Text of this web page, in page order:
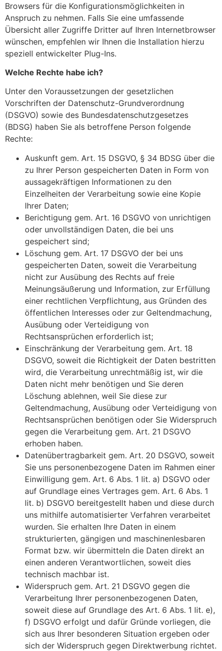
Browsers für die Konfigurationsmöglichkeiten in
Anspruch zu nehmen. Falls Sie eine umfassende
Übersicht aller Zugriffe Dritter auf Ihren Internetbrowser
wünschen, empfehlen wir Ihnen die Installation hierzu
speziell entwickelter Plug-Ins.
Welche Rechte habe ich?
Unter den Voraussetzungen der gesetzlichen
Vorschriften der Datenschutz-Grundverordnung
(DSGVO) sowie des Bundesdatenschutzgesetzes
(BDSG) haben Sie als betroffene Person folgende
Rechte:
Auskunft gem. Art. 15 DSGVO, § 34 BDSG über die
zu Ihrer Person gespeicherten Daten in Form von
aussagekräftigen Informationen zu den
Einzelheiten der Verarbeitung sowie eine Kopie
Ihrer Daten;
Berichtigung gem. Art. 16 DSGVO von unrichtigen
oder unvollständigen Daten, die bei uns
gespeichert sind;
Löschung gem. Art. 17 DSGVO der bei uns
gespeicherten Daten, soweit die Verarbeitung
nicht zur Ausübung des Rechts auf freie
Meinungsäußerung und Information, zur Erfüllung
einer rechtlichen Verpflichtung, aus Gründen des
öffentlichen Interesses oder zur Geltendmachung,
Ausübung oder Verteidigung von
Rechtsansprüchen erforderlich ist;
Einschränkung der Verarbeitung gem. Art. 18
DSGVO, soweit die Richtigkeit der Daten bestritten
wird, die Verarbeitung unrechtmäßig ist, wir die
Daten nicht mehr benötigen und Sie deren
Löschung ablehnen, weil Sie diese zur
Geltendmachung, Ausübung oder Verteidigung von
Rechtsansprüchen benötigen oder Sie Widerspruch
gegen die Verarbeitung gem. Art. 21 DSGVO
erhoben haben.
Datenübertragbarkeit gem. Art. 20 DSGVO, soweit
Sie uns personenbezogene Daten im Rahmen einer
Einwilligung gem. Art. 6 Abs. 1 lit. a) DSGVO oder
auf Grundlage eines Vertrages gem. Art. 6 Abs. 1
lit. b) DSGVO bereitgestellt haben und diese durch
uns mithilfe automatisierter Verfahren verarbeitet
wurden. Sie erhalten Ihre Daten in einem
strukturierten, gängigen und maschinenlesbaren
Format bzw. wir übermitteln die Daten direkt an
einen anderen Verantwortlichen, soweit dies
technisch machbar ist.
Widerspruch gem. Art. 21 DSGVO gegen die
Verarbeitung Ihrer personenbezogenen Daten,
soweit diese auf Grundlage des Art. 6 Abs. 1 lit. e),
f) DSGVO erfolgt und dafür Gründe vorliegen, die
sich aus Ihrer besonderen Situation ergeben oder
sich der Widerspruch gegen Direktwerbung richtet.